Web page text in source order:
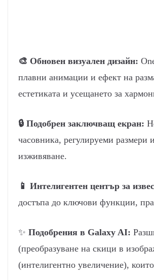
🎨 Обновен визуален дизайн:
плавни анимации и ефект на
естетиката и усещането за
🔒 Подобрен заключващ екран:
часовника, регулируеми
изживяване.
📱 Интелигентен център за
достъпа до ключови функции,
✨ Подобрения в Galaxy AI:
(преобразуване на скици в
(интелигентно увеличение),